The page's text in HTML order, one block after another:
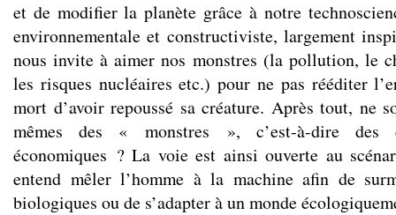
et de modifier la planète grâce à notre
environnementale et constructiviste, largement
nous invite à aimer nos monstres (la pollution, le
les risques nucléaires etc.) pour ne pas rééditer
mort d’avoir repoussé sa créature. Après tout, ne
mêmes des « monstres », c’est-à-dire des
économiques ? La voie est ainsi ouverte au
entend mêler l’homme à la machine afin de
biologiques ou de s’adapter à un monde